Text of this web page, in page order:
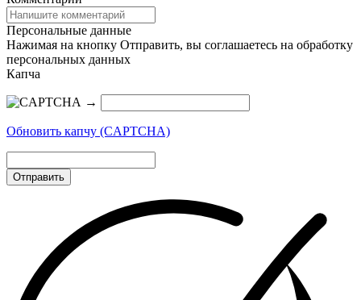
Персональные данные
Нажимая на кнопку Отправить, вы соглашаетесь на обработку
персональных данных
Капча
→
Обновить капчу (CAPTCHA)
Отправить